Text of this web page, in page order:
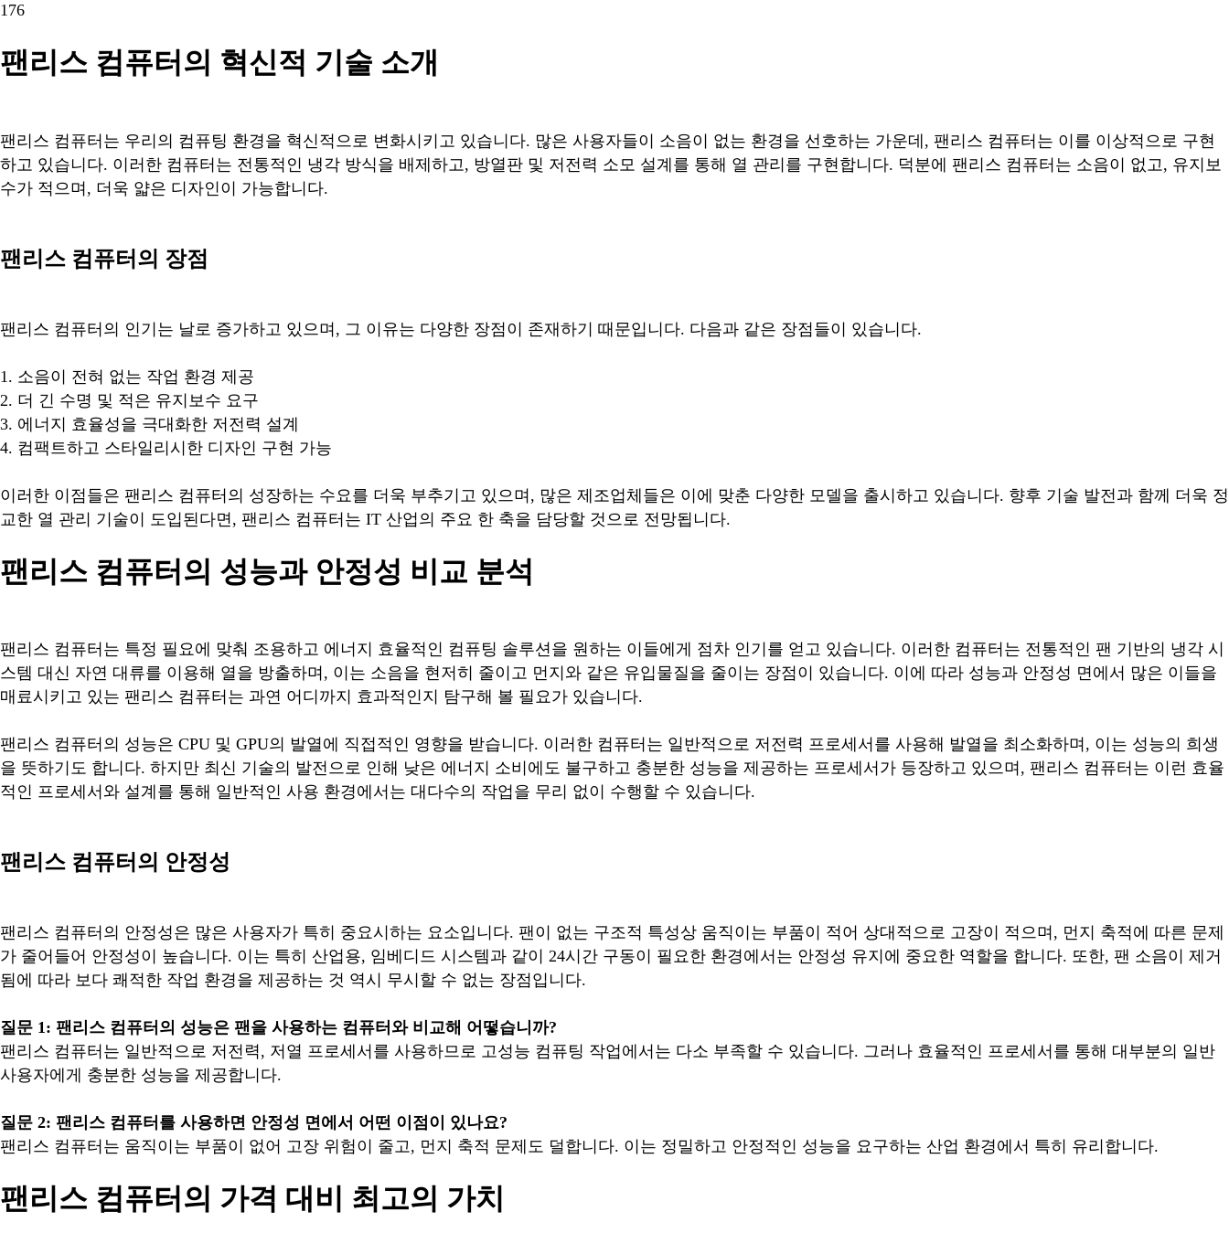
176
팬리스 컴퓨터의 혁신적 기술 소개
팬리스 컴퓨터는 우리의 컴퓨팅 환경을 혁신적으로 변화시키고 있습니다. 많은 사용자들이 소음이 없는 환경을 선호하는 가운데, 팬리스 컴퓨터는 이를 이상적으로 구현
하고 있습니다. 이러한 컴퓨터는 전통적인 냉각 방식을 배제하고, 방열판 및 저전력 소모 설계를 통해 열 관리를 구현합니다. 덕분에 팬리스 컴퓨터는 소음이 없고, 유지보
수가 적으며, 더욱 얇은 디자인이 가능합니다.
팬리스 컴퓨터의 장점
팬리스 컴퓨터의 인기는 날로 증가하고 있으며, 그 이유는 다양한 장점이 존재하기 때문입니다. 다음과 같은 장점들이 있습니다.
1. 소음이 전혀 없는 작업 환경 제공
2. 더 긴 수명 및 적은 유지보수 요구
3. 에너지 효율성을 극대화한 저전력 설계
4. 컴팩트하고 스타일리시한 디자인 구현 가능
이러한 이점들은 팬리스 컴퓨터의 성장하는 수요를 더욱 부추기고 있으며, 많은 제조업체들은 이에 맞춘 다양한 모델을 출시하고 있습니다. 향후 기술 발전과 함께 더욱 정
교한 열 관리 기술이 도입된다면, 팬리스 컴퓨터는 IT 산업의 주요 한 축을 담당할 것으로 전망됩니다.
팬리스 컴퓨터의 성능과 안정성 비교 분석
팬리스 컴퓨터는 특정 필요에 맞춰 조용하고 에너지 효율적인 컴퓨팅 솔루션을 원하는 이들에게 점차 인기를 얻고 있습니다. 이러한 컴퓨터는 전통적인 팬 기반의 냉각 시
스템 대신 자연 대류를 이용해 열을 방출하며, 이는 소음을 현저히 줄이고 먼지와 같은 유입물질을 줄이는 장점이 있습니다. 이에 따라 성능과 안정성 면에서 많은 이들을
매료시키고 있는 팬리스 컴퓨터는 과연 어디까지 효과적인지 탐구해 볼 필요가 있습니다.
팬리스 컴퓨터의 성능은 CPU 및 GPU의 발열에 직접적인 영향을 받습니다. 이러한 컴퓨터는 일반적으로 저전력 프로세서를 사용해 발열을 최소화하며, 이는 성능의 희생
을 뜻하기도 합니다. 하지만 최신 기술의 발전으로 인해 낮은 에너지 소비에도 불구하고 충분한 성능을 제공하는 프로세서가 등장하고 있으며, 팬리스 컴퓨터는 이런 효율
적인 프로세서와 설계를 통해 일반적인 사용 환경에서는 대다수의 작업을 무리 없이 수행할 수 있습니다.
팬리스 컴퓨터의 안정성
팬리스 컴퓨터의 안정성은 많은 사용자가 특히 중요시하는 요소입니다. 팬이 없는 구조적 특성상 움직이는 부품이 적어 상대적으로 고장이 적으며, 먼지 축적에 따른 문제
가 줄어들어 안정성이 높습니다. 이는 특히 산업용, 임베디드 시스템과 같이 24시간 구동이 필요한 환경에서는 안정성 유지에 중요한 역할을 합니다. 또한, 팬 소음이 제거
됨에 따라 보다 쾌적한 작업 환경을 제공하는 것 역시 무시할 수 없는 장점입니다.
질문 1: 팬리스 컴퓨터의 성능은 팬을 사용하는 컴퓨터와 비교해 어떻습니까?
팬리스 컴퓨터는 일반적으로 저전력, 저열 프로세서를 사용하므로 고성능 컴퓨팅 작업에서는 다소 부족할 수 있습니다. 그러나 효율적인 프로세서를 통해 대부분의 일반
사용자에게 충분한 성능을 제공합니다.
질문 2: 팬리스 컴퓨터를 사용하면 안정성 면에서 어떤 이점이 있나요?
팬리스 컴퓨터는 움직이는 부품이 없어 고장 위험이 줄고, 먼지 축적 문제도 덜합니다. 이는 정밀하고 안정적인 성능을 요구하는 산업 환경에서 특히 유리합니다.
팬리스 컴퓨터의 가격 대비 최고의 가치